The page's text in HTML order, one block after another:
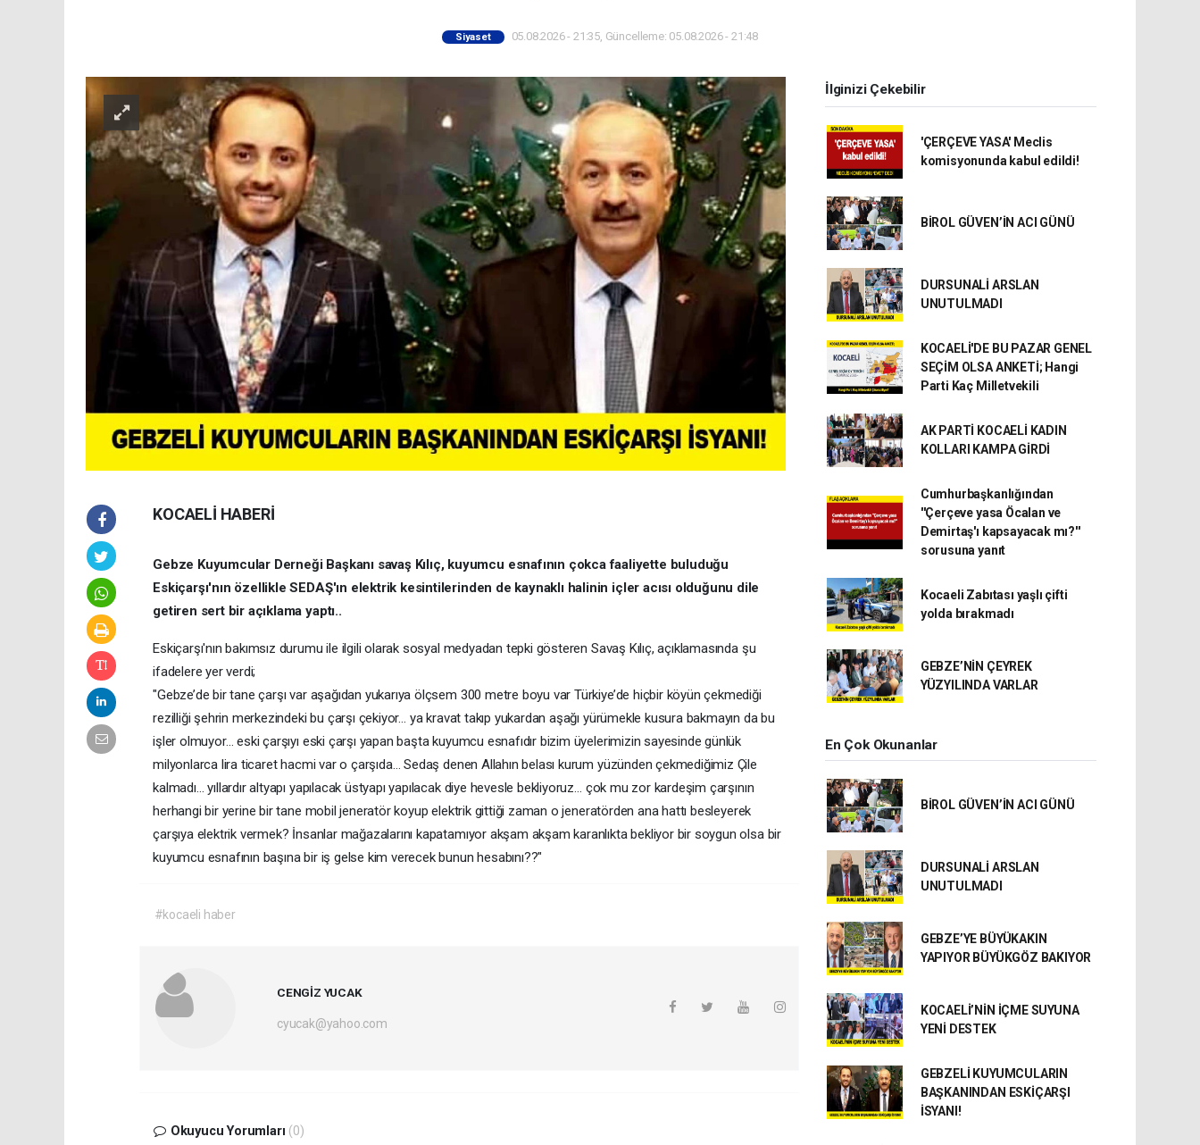
Siyaset 05.08.2026 - 21:35, Güncelleme: 05.08.2026 - 21:48
KOCAELİ HABERİ
Gebze Kuyumcular Derneği Başkanı savaş Kılıç, kuyumcu esnafının çokca faaliyette buluduğu
Eskiçarşı'nın özellikle SEDAŞ'ın elektrik kesintilerinden de kaynaklı halinin içler acısı olduğunu dile
getiren sert bir açıklama yaptı..
Eskiçarşı'nın bakımsız durumu ile ilgili olarak sosyal medyadan tepki gösteren Savaş Kılıç, açıklamasında şu
ifadelere yer verdi;
"Gebze’de bir tane çarşı var aşağıdan yukarıya ölçsem 300 metre boyu var Türkiye’de hiçbir köyün çekmediği
rezilliği şehrin merkezindeki bu çarşı çekiyor… ya kravat takıp yukardan aşağı yürümekle kusura bakmayın da bu
işler olmuyor… eski çarşıyı eski çarşı yapan başta kuyumcu esnafıdır bizim üyelerimizin sayesinde günlük
milyonlarca lira ticaret hacmi var o çarşıda… Sedaş denen Allahın belası kurum yüzünden çekmediğimiz Çile
kalmadı… yıllardır altyapı yapılacak üstyapı yapılacak diye hevesle bekliyoruz… çok mu zor kardeşim çarşının
herhangi bir yerine bir tane mobil jeneratör koyup elektrik gittiği zaman o jeneratörden ana hattı besleyerek
çarşıya elektrik vermek? İnsanlar mağazalarını kapatamıyor akşam akşam karanlıkta bekliyor bir soygun olsa bir
kuyumcu esnafının başına bir iş gelse kim verecek bunun hesabını??"
#kocaeli haber
CENGİZ YUCAK
cyucak@yahoo.com
Okuyucu Yorumları (0)
İlginizi Çekebilir
'ÇERÇEVE YASA' Meclis
komisyonunda kabul edildi!
BİROL GÜVEN’İN ACI GÜNÜ
DURSUNALİ ARSLAN
UNUTULMADI
KOCAELİ'DE BU PAZAR GENEL
SEÇİM OLSA ANKETİ; Hangi
Parti Kaç Milletvekili
AK PARTİ KOCAELİ KADIN
KOLLARI KAMPA GİRDİ
Cumhurbaşkanlığından
''Çerçeve yasa Öcalan ve
Demirtaş'ı kapsayacak mı?''
sorusuna yanıt
Kocaeli Zabıtası yaşlı çifti
yolda bırakmadı
GEBZE’NİN ÇEYREK
YÜZYILINDA VARLAR
En Çok Okunanlar
BİROL GÜVEN’İN ACI GÜNÜ
DURSUNALİ ARSLAN
UNUTULMADI
GEBZE’YE BÜYÜKAKIN
YAPIYOR BÜYÜKGÖZ BAKIYOR
KOCAELİ’NİN İÇME SUYUNA
YENİ DESTEK
GEBZELİ KUYUMCULARIN
BAŞKANINDAN ESKİÇARŞI
İSYANI!